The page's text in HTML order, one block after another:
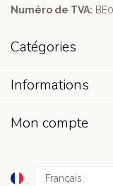
Numéro de TVA:
Catégories
Informations
Mon compte